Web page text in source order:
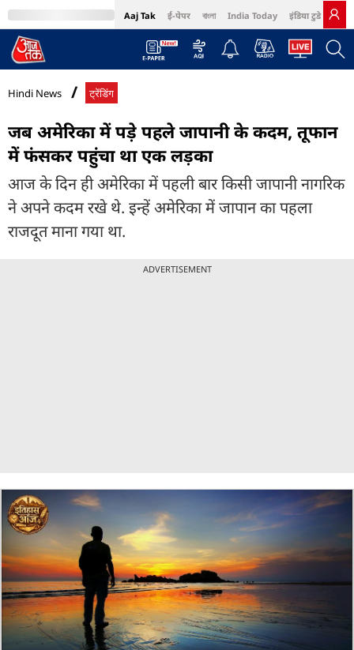
Aaj Tak ई-पेपर বাংলা India Today इंडिया टुडे हिंदी
MumbaiTak Cosmopolitan Harper's Bazaar Northeast
Hindi News ट्रेंडिंग
जब अमेरिका में पड़े पहले जापानी के कदम, तूफान
में फंसकर पहुंचा था एक लड़का
आज के दिन ही अमेरिका में पहली बार किसी जापानी नागरिक
ने अपने कदम रखे थे. इन्हें अमेरिका में जापान का पहला
राजदूत माना गया था.
ADVERTISEMENT